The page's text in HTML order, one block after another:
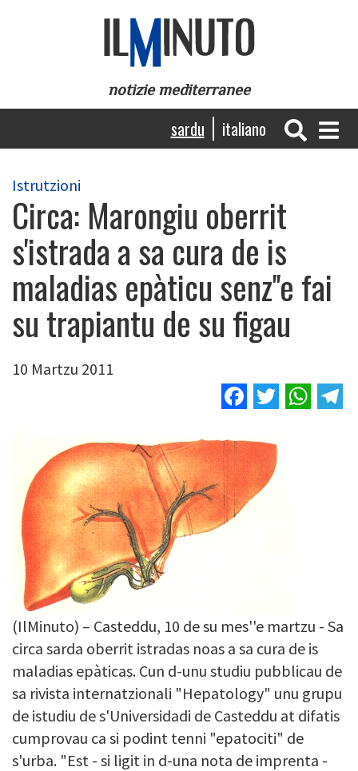
notizie mediterranee
Navigazione
principale
sardu italiano
Istrutzioni
Circa: Marongiu oberrit
s'istrada a sa cura de is
maladias epàticu senz''e fai
su trapiantu de su figau
10 Martzu 2011
Facebook
Twitter
(IlMinuto) – Casteddu, 10 de su mes''e martzu - Sa
circa sarda oberrit istradas noas a sa cura de is
maladias epàticas. Cun d-unu studiu pubblicau de
sa rivista internatzionali "Hepatology" unu grupu
de istudiu de s'Universidadi de Casteddu at difatis
cumprovau ca si podint tenni "epatociti" de
s'urba. "Est - si ligit in d-una nota de imprenta -